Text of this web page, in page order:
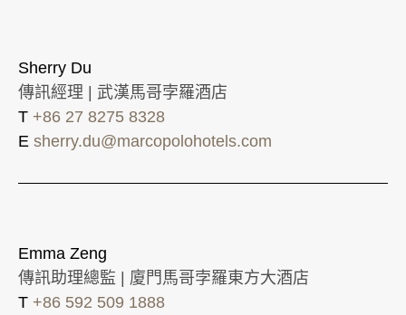
Sherry Du
傳訊經理 | 武漢馬哥孛羅酒店
T +86 27 8275 8328
E sherry.du@marcopolohotels.com
Emma Zeng
傳訊助理總監 | 廈門馬哥孛羅東方大酒店
T +86 592 509 1888